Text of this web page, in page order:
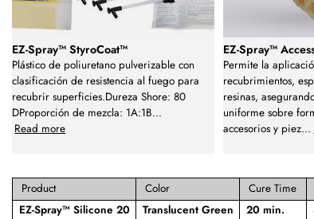
EZ-Spray™ StyroCoat™
Plástico de poliuretano pulverizable con
clasificación de resistencia al fuego para
recubrir superficies.Dureza Shore: 80
DProporción de mezcla: 1A:1B...
Read more
EZ-Spray™
Permite la
recubrimientos,
resinas,
uniforme sobre
accesorios y piez...
Product Color Cure Time
EZ-Spray™ Silicone 20
Translucent Green 20 min.